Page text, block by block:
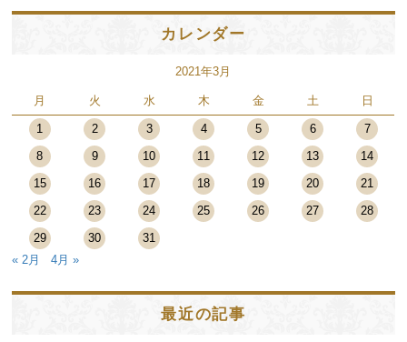
カレンダー
2021年3月
月 火 水 木 金 土 日
1 2 3 4 5 6
7
8
9 10 11 12 13
14
15
16 17 18 19 20
21
22
23 24 25 26 27
28
29
30
31
« 2月
4月 »
最近の記事